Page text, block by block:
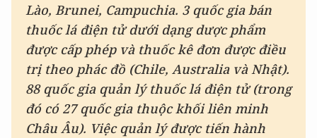
Lào, Brunei, Campuchia. 3 quốc gia bán
thuốc lá điện tử dưới dạng dược phẩm
được cấp phép và thuốc kê đơn được điều
trị theo phác đồ (Chile, Australia và Nhật).
88 quốc gia quản lý thuốc lá điện tử (trong
đó có 27 quốc gia thuộc khối liên minh
Châu Âu). Việc quản lý được tiến hành